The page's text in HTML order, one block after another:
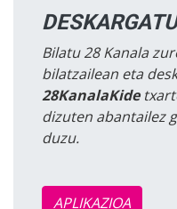
Bilatu 28 Kanala
bilatzailean eta
28KanalaKide
dizuten abantailez
duzu.
APLIKAZIOA